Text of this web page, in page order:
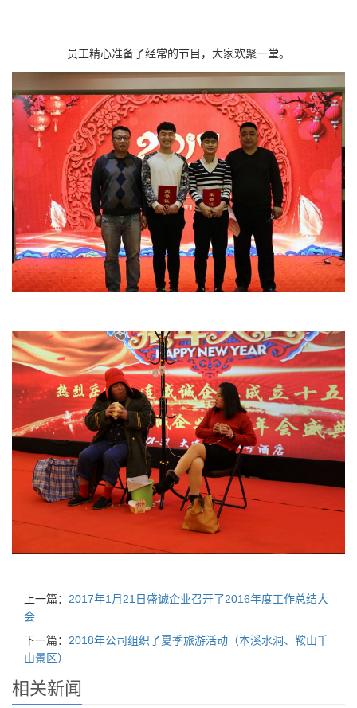
员工精心准备了经常的节目，大家欢聚一堂。
上一篇： 2017年1月21日盛诚企业召开了2016年度工作总结大
会
下一篇： 2018年公司组织了夏季旅游活动（本溪水洞、鞍山千
山景区）
相关新闻